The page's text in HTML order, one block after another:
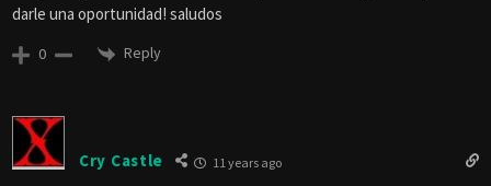
darle una oportunidad! saludos
0 Reply
Cry Castle 11 years ago